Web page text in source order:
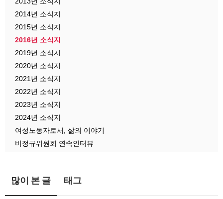
2014년 소식지
2015년 소식지
2016년 소식지
2019년 소식지
2020년 소식지
2021년 소식지
2022년 소식지
2023년 소식지
2024년 소식지
여성노동자로서, 삶의 이야기
비정규위원회 연속인터뷰
많이 본 글 태그